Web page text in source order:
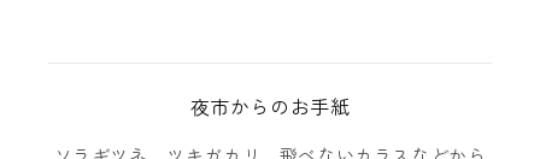
夜市からのお手紙